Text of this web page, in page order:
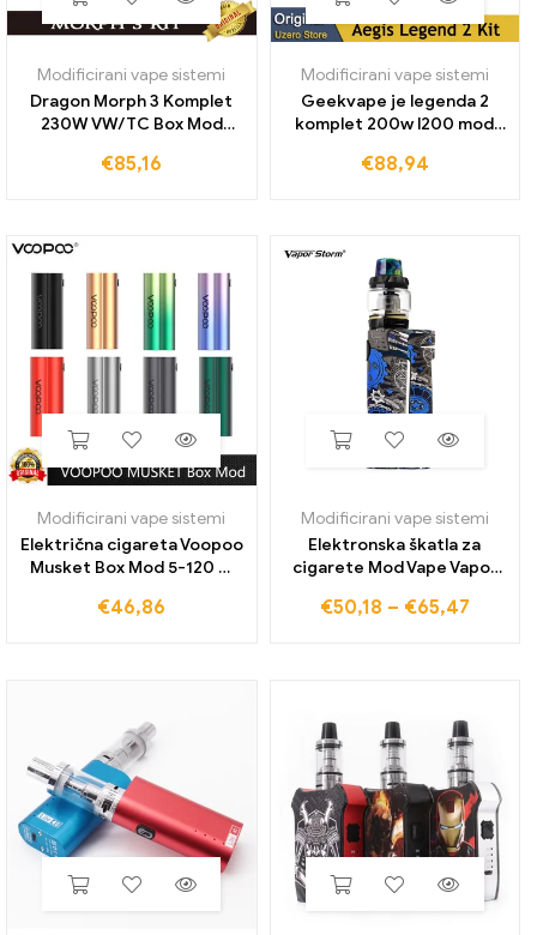
Modificirani vape sistemi
Dragon Morph 3 Komplet
230W VW/TC Box Mod
Tank Fit Ta Coil E Cigarette
€85,16
Modificirani vape sistemi
Geekvape je legenda 2
komplet 200w l200 mod
tuljava uparjalnik
€88,94
Modificirani vape sistemi
Električna cigareta Voopoo
Musket Box Mod 5-120 W
OLED zaslon za Vape
€46,86
Modificirani vape sistemi
Elektronska škatla za
cigarete Mod Vape Vapor
Graffiti Color Bypass Mode
€50,18 – €65,47